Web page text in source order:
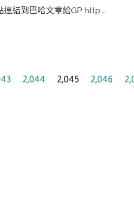
連結到巴哈文章給GP http …
2,044 2,045 2,046